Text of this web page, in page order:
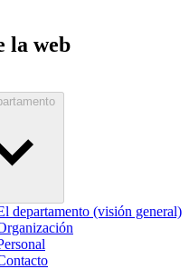
la web
departamento (visión general)